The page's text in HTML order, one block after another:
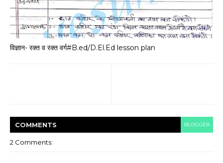
विज्ञान- रक्त व रक्त वर्ग#B.ed/D.El.Ed lesson plan
COMMENTS BLOGGER
2 Comments: